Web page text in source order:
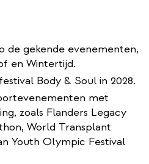
de gekende evenementen,
en Wintertijd.
Body & Soul in 2028.
met
zoals Flanders Legacy
World Transplant
Youth Olympic Festival